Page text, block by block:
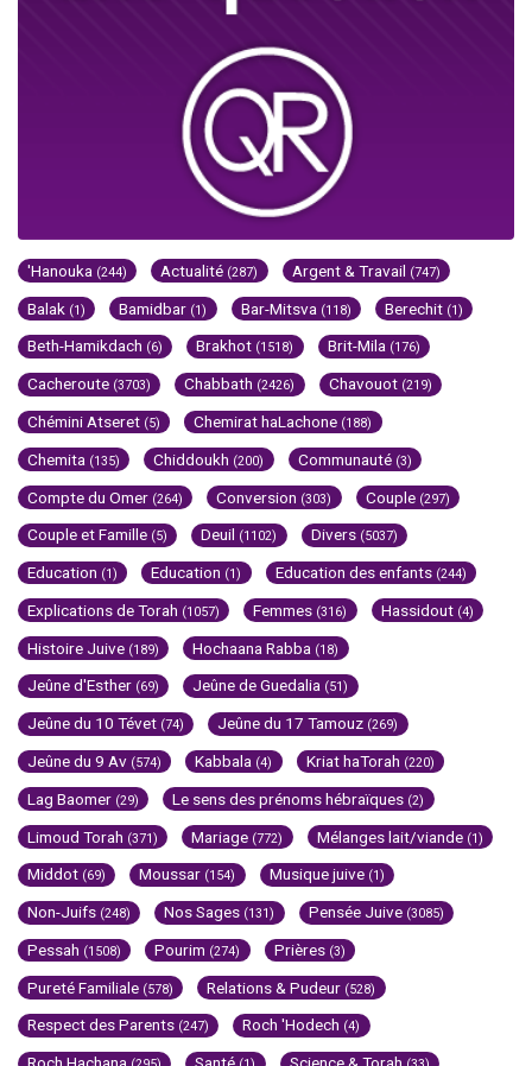
'Hanouka (244) Actualité (287) Argent & Travail (747)
Balak (1) Bamidbar (1) Bar-Mitsva (118) Berechit (1)
Beth-Hamikdach (6) Brakhot (1518) Brit-Mila (176)
Cacheroute (3703) Chabbath (2426) Chavouot (219)
Chémini Atseret (5) Chemirat haLachone (188)
Chemita (135) Chiddoukh (200) Communauté (3)
Compte du Omer (264) Conversion (303) Couple (297)
Couple et Famille (5) Deuil (1102) Divers (5037)
Education (1) Education (1) Education des enfants (244)
Explications de Torah (1057) Femmes (316) Hassidout (4)
Histoire Juive (189) Hochaana Rabba (18)
Jeûne d'Esther (69) Jeûne de Guedalia (51)
Jeûne du 10 Tévet (74) Jeûne du 17 Tamouz (269)
Jeûne du 9 Av (574) Kabbala (4) Kriat haTorah (220)
Lag Baomer (29) Le sens des prénoms hébraïques (2)
Limoud Torah (371) Mariage (772) Mélanges lait/viande (1)
Middot (69) Moussar (154) Musique juive (1)
Non-Juifs (248) Nos Sages (131) Pensée Juive (3085)
Pessah (1508) Pourim (274) Prières (3)
Pureté Familiale (578) Relations & Pudeur (528)
Respect des Parents (247) Roch 'Hodech (4)